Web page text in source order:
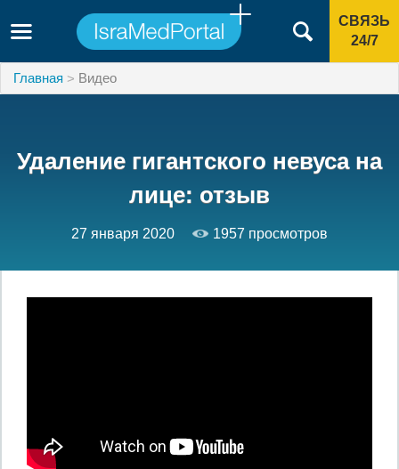
СВЯЗЬ
24/7
Главная Видео
Удаление гигантского невуса на
лице: отзыв
27 января 2020 1957 просмотров